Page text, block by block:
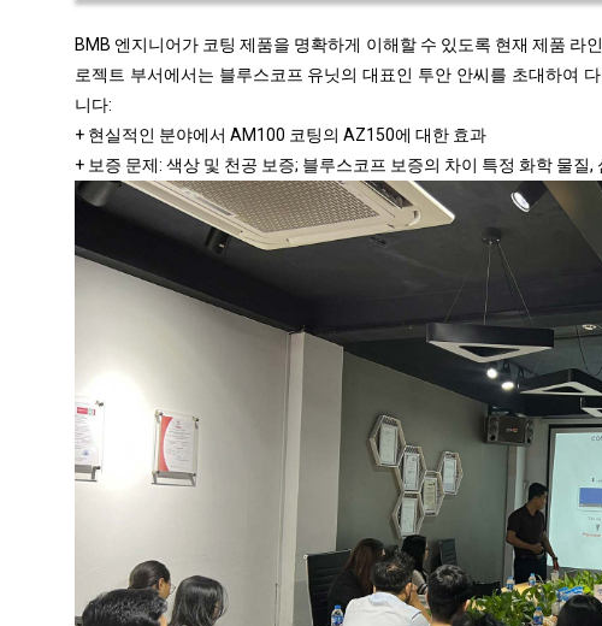
BMB 엔지니어가 코팅 제품을 명확하게 이해할 수 있도록 현재 제품 라
로젝트 부서에서는 블루스코프 유닛의 대표인 투안 안씨를 초대하여
니다:
+ 현실적인 분야에서 AM100 코팅의 AZ150에 대한 효과
+ 보증 문제: 색상 및 천공 보증; 블루스코프 보증의 차이 특정 화학 물질,